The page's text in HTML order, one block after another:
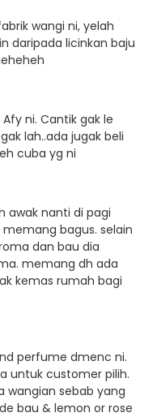
wangi ni, yelah
daripada licinkan baju
ni. Cantik gak le
lah..ada jugak beli
cuba yg ni
awak nanti di pagi
bagus. selain
dan bau dia
memang dh ada
kemas rumah bagi
perfume dmenc ni.
untuk customer pilih.
wangian sebab yang
bau & lemon or rose